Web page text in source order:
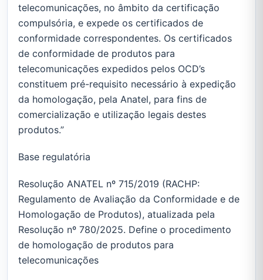
telecomunicações, no âmbito da certificação
compulsória, e expede os certificados de
conformidade correspondentes. Os certificados
de conformidade de produtos para
telecomunicações expedidos pelos OCD’s
constituem pré-requisito necessário à expedição
da homologação, pela Anatel, para fins de
comercialização e utilização legais destes
produtos.”
Base regulatória
Resolução ANATEL nº 715/2019 (RACHP:
Regulamento de Avaliação da Conformidade e de
Homologação de Produtos), atualizada pela
Resolução nº 780/2025. Define o procedimento
de homologação de produtos para
telecomunicações